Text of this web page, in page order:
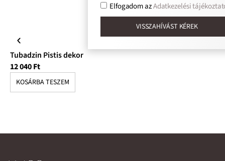
Tubadzin Pistis dekor
12 040Ft
KOSÁRBA TESZEM
Elfogadom azAdatkezelési
VISSZAHÍVÁST KÉREK